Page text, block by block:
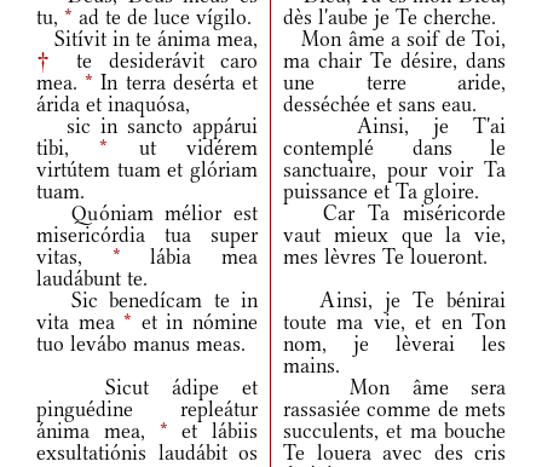
tu, * ad te de luce vígilo.
dès l'aube je Te cherche.
Sitívit in te ánima mea,
†
te desiderávit caro
mea.* In terra desérta et
árida et inaquósa,
Mon âme a soif de Toi,
ma chair Te désire, dans
une terre aride,
desséchée et sans eau.
sic in sancto appárui
tibi,* ut vidérem
virtútem tuam et glóriam
tuam.
Ainsi, je T'ai
contemplé dans le
sanctuaire, pour voir Ta
puissance et Ta gloire.
Quóniam mélior est
misericórdia tua super
vitas, * lábia mea
laudábunt te.
Car Ta miséricorde
vaut mieux que la vie,
mes lèvres Te loueront.
Sic benedícam te in
vita mea* et in nómine
tuo levábo manus meas.
Ainsi, je Te bénirai
toute ma vie, et en Ton
nom, je lèverai les
mains.
Sicut ádipe et
pinguédine repleátur
ánima mea, * et lábiis
exsultatiónis laudábit os
Mon âme sera
rassasiée comme de mets
succulents, et ma bouche
Te louera avec des cris